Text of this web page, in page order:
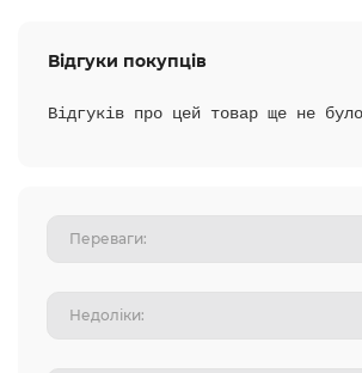
Відгуки покупців
Відгуків про цей товар ще не